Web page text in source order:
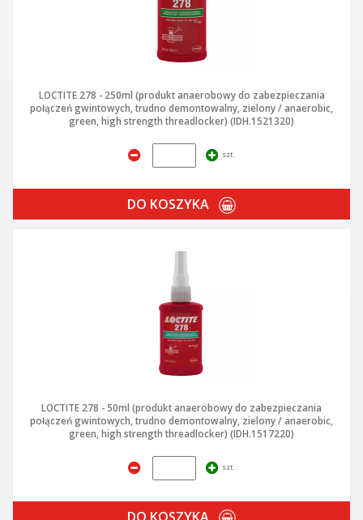
LOCTITE 278 - 250ml (produkt anaerobowy do zabezpieczania
połączeń gwintowych, trudno demontowalny, zielony / anaerobic,
green, high strength threadlocker) (IDH.1521320)
szt.
DO KOSZYKA
LOCTITE 278 - 50ml (produkt anaerobowy do zabezpieczania
połączeń gwintowych, trudno demontowalny, zielony / anaerobic,
green, high strength threadlocker) (IDH.1517220)
szt.